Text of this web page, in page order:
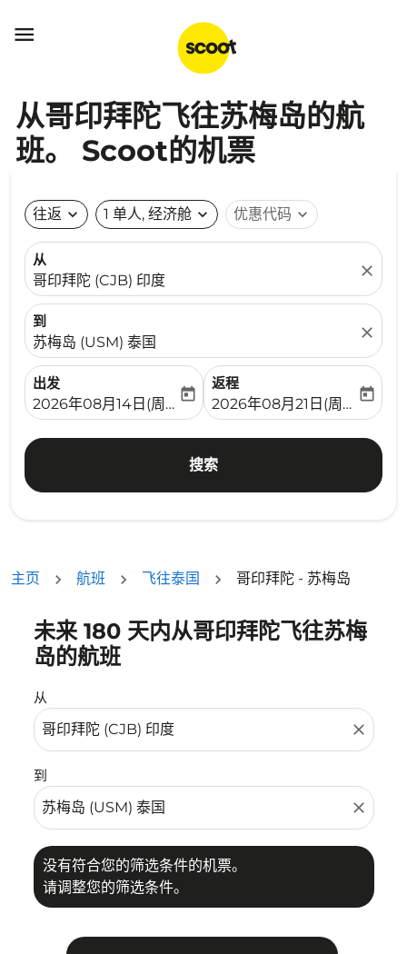

从哥印拜陀飞往苏梅岛的航
班。 Scoot的机票
往返 expand_more 1 单人, 经济舱 expand_more 优惠代码 expand_more
从
哥印拜陀 (CJB) 印度
close
到
苏梅岛 (USM) 泰国
close
出发
fc-booking-departure-date-aria-label
2026年08月14日(周五)
today
返程
fc-booking-return-date-
2026年08月21日(周五)
today
搜索
主页 航班 飞往泰国 哥印拜陀 - 苏梅岛
未来 180 天内从哥印拜陀飞往苏梅
岛的航班
从
close
到
close
没有符合您的筛选条件的机票。
请调整您的筛选条件。
没有符合您的筛选条件的机票。请调整您的筛选条件。